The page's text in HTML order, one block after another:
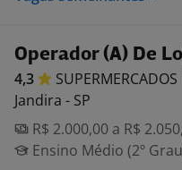
Operador (A) De
4,3
Jandira - SP
R$ 2.000,00 a R$
Ensino Médio (2º